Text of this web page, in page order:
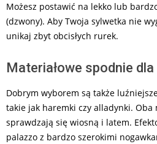
Możesz postawić na lekko lub
(dzwony). Aby Twoja sylwetka nie
unikaj zbyt obcisłych rurek.
Materiałowe spodnie
Dobrym wyborem są także
takie jak haremki czy alladynki. Oba
sprawdzają się wiosną i latem.
palazzo z bardzo szerokimi